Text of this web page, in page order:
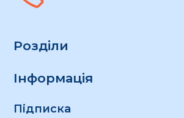
Розділи
Інформація
Підписка